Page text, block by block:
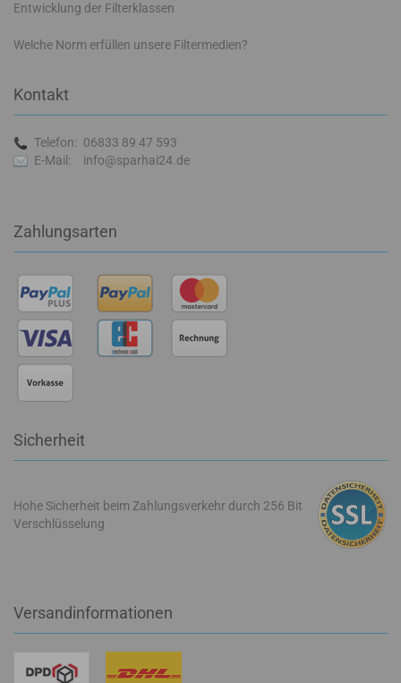
Entwicklung der Filterklassen
Welche Norm erfüllen unsere Filtermedien?
Kontakt
Telefon: 06833 89 47 593
E-Mail:
info@sparhai24.de
Zahlungsarten
Sicherheit
Hohe Sicherheit beim Zahlungsverkehr durch 256 Bit
Verschlüsselung
Versandinformationen